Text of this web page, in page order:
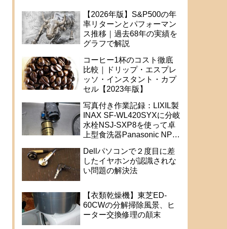
【2026年版】S&P500の年
率リターンとパフォーマン
ス推移｜過去68年の実績を
グラフで解説
コーヒー1杯のコスト徹底
比較｜ドリップ・エスプレ
ッソ・インスタント・カプ
セル【2023年版】
写真付き作業記録：LIXIL製
INAX SF-WL420SYXに分岐
水栓NSJ-SXP8を使って卓
上型食洗器Panasonic NP-
Dellパソコンで２度目に差
したイヤホンが認識されな
い問題の解決法
【衣類乾燥機】東芝ED-
60CWの分解掃除風景、ヒ
ーター交換修理の顛末